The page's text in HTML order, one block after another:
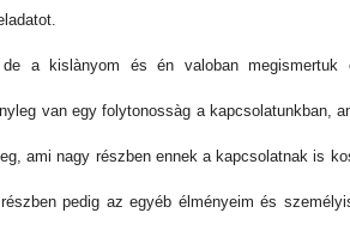
a kislànyom és én valoban
van egy folytonossàg a kapcsolatunkban,
ami nagy részben ennek a kapcsolatnak is
pedig az egyéb élményeim és